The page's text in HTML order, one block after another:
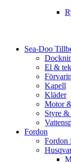
Sea-Doo
El &
Kapell
Kläder
Motor
Styre &
Fordon
Fordon